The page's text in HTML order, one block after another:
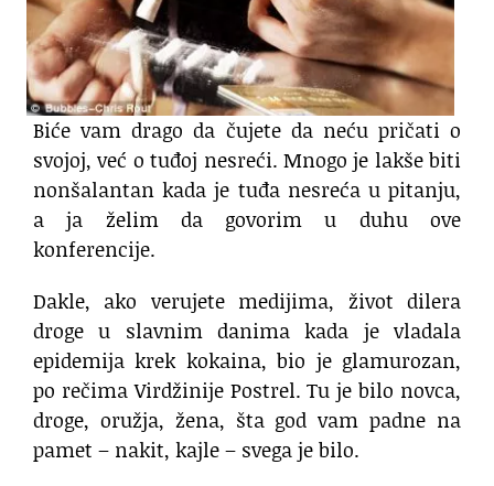
Biće vam drago da čujete da neću pričati o
svojoj, već o tuđoj nesreći. Mnogo je lakše biti
nonšalantan kada je tuđa nesreća u pitanju,
a ja želim da govorim u duhu ove
konferencije.
Dakle, ako verujete medijima, život dilera
droge u slavnim danima kada je vladala
epidemija krek kokaina, bio je glamurozan,
po rečima Virdžinije Postrel. Tu je bilo novca,
droge, oružja, žena, šta god vam padne na
pamet – nakit, kajle – svega je bilo.